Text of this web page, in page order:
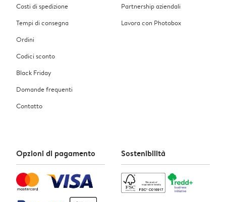
Costi di spedizione
Tempi di consegna
Ordini
Codici sconto
Black Friday
Domande frequenti
Contatto
Partnership aziendali
Lavora con Photobox
Opzioni di pagamento Sostenibilità